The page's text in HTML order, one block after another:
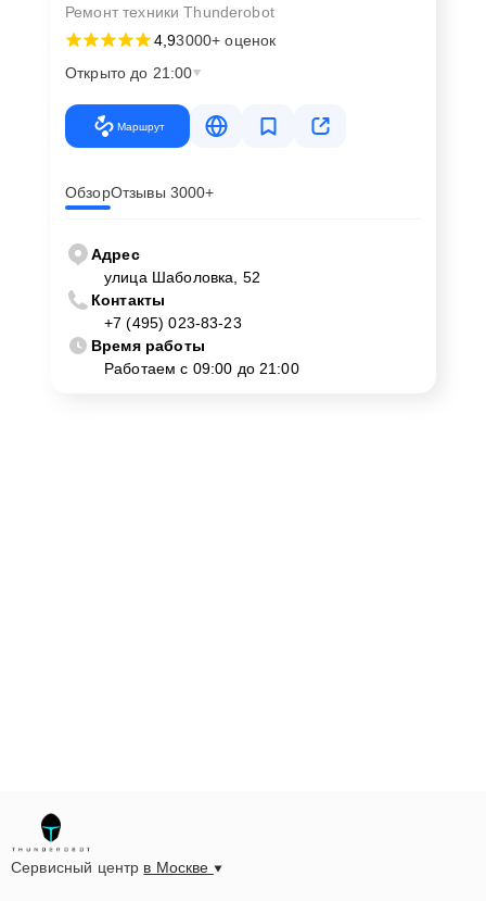
Ремонт техники Thunderobot
4,93000+ оценок
Открыто до 21:00
Маршрут
ОбзорОтзывы 3000+
Адрес
улица Шаболовка, 52
Контакты
+7 (495) 023-83-23
Время работы
Работаем с 09:00 до 21:00
Сервисный центр в Москве